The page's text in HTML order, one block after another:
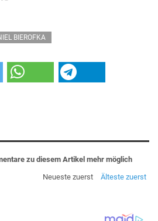
BIEROFKA
zu diesem Artikel mehr möglich
Neueste zuerst
Älteste zuerst